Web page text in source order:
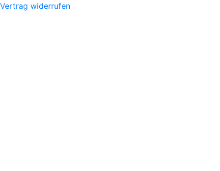
Vertrag widerrufen